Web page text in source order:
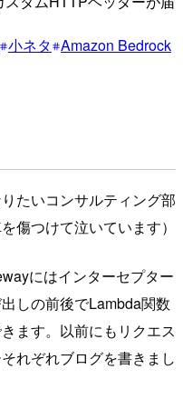
小ネタ Amazon Bedrock
たいコンサルティング部
傷つけて泣いています）
にはインターセプター
しの前後でLambda関数
ます。以前にもリクエス
れぞれブログを書きまし